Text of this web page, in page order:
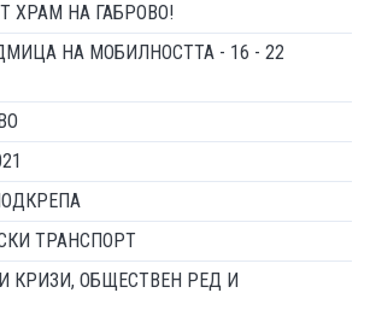
ХРАМ НА ГАБРОВО!
НА МОБИЛНОСТТА - 16 - 22
ТРАНСПОРТ
КРИЗИ, ОБЩЕСТВЕН РЕД И